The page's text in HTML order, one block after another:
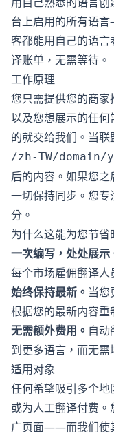
台上启用的所有语
客都能用自己的语
译账单，无需等待。
工作原理
您只需提供您的商家
以及您想展示的任
的就交给我们。当
/zh-TW/domain/
后的内容。如果您
一切保持同步。您
分。
为什么这能为您节省
一次编写，处处展示
每个市场雇佣翻译人
始终保持最新。 当您
根据您的最新内容重
无需额外费用。 自动
到更多语言，而无需
适用对象
任何希望吸引多个
或为人工翻译付费
广页面——而我们使